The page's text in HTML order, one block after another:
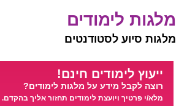
מלגות לימודים
מלגות סיוע לסטודנטים
ייעוץ לימודים חינם!
רוצה לקבל מידע על מלגות לימודים?
מלא/י פרטיך ויועצת לימודים תחזור אליך בהקדם.